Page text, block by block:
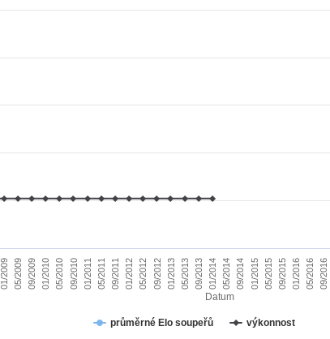
Datum
průměrné Elo soupeřů výkonnost
01/2009 05/2009 09/2009 01/2010 05/2010 09/2010 01/2011 05/2011 09/2011 01/2012 05/2012 09/2012 01/2013 05/2013 09/2013 01/2014 05/2014 09/2014 01/2015 05/2015 09/2015 01/2016 05/2016 09/2016